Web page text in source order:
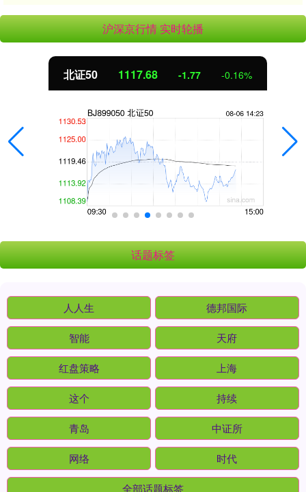
沪深京行情 实时轮播
北证50 1117.68 -1.77 -0.16%
话题标签
人人生 德邦国际
智能 天府
红盘策略 上海
这个 持续
青岛 中证所
网络 时代
全部话题标签